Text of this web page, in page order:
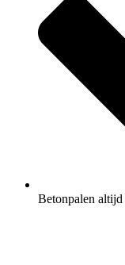
Betonpalen